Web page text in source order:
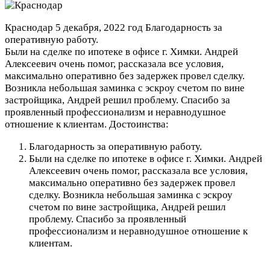
Краснодар 5 декабря, 2022 год Благодарность за
оперативную работу.
Были на сделке по ипотеке в офисе г. Химки. Андрей
Алексеевич очень помог, рассказала все условия,
максимально оперативно без задержек провел сделку.
Возникла небольшая заминка с эскроу счетом по вине
застройщика, Андрей решил проблему. Спасибо за
проявленный профессионализм и неравнодушное
отношение к клиентам. Достоинства:
Благодарность за оперативную работу.
Были на сделке по ипотеке в офисе г. Химки. Андрей
Алексеевич очень помог, рассказала все условия,
максимально оперативно без задержек провел
сделку. Возникла небольшая заминка с эскроу
счетом по вине застройщика, Андрей решил
проблему. Спасибо за проявленный
профессионализм и неравнодушное отношение к
клиентам.